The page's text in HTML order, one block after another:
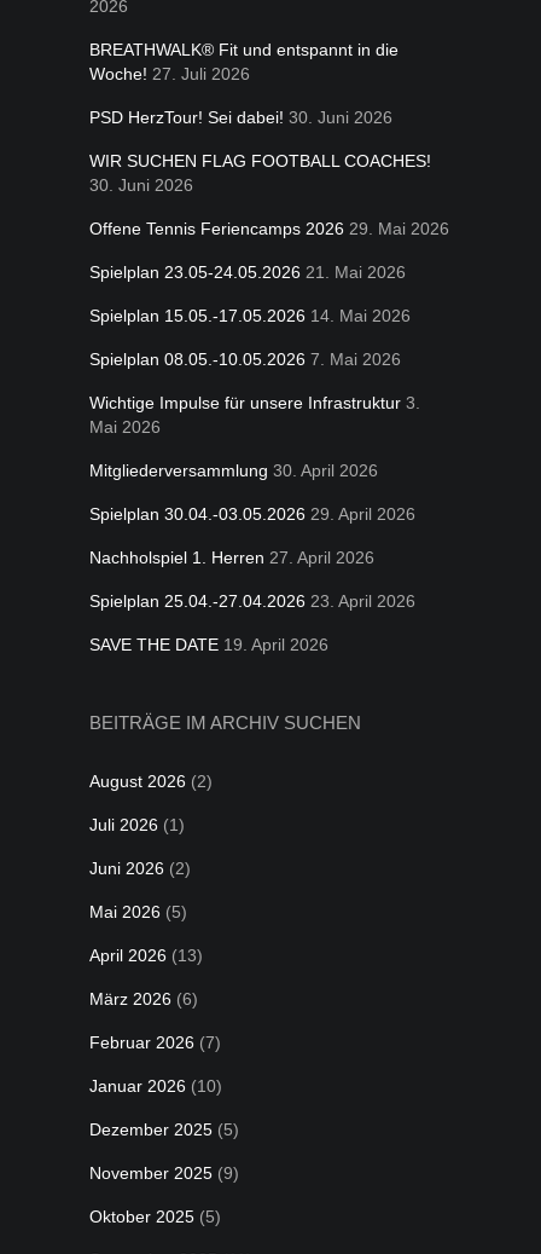
2026
BREATHWALK® Fit und entspannt in die
Woche! 27. Juli 2026
PSD HerzTour! Sei dabei! 30. Juni 2026
WIR SUCHEN FLAG FOOTBALL COACHES!
30. Juni 2026
Offene Tennis Feriencamps 2026 29. Mai 2026
Spielplan 23.05-24.05.2026 21. Mai 2026
Spielplan 15.05.-17.05.2026 14. Mai 2026
Spielplan 08.05.-10.05.2026 7. Mai 2026
Wichtige Impulse für unsere Infrastruktur 3.
Mai 2026
Mitgliederversammlung 30. April 2026
Spielplan 30.04.-03.05.2026 29. April 2026
Nachholspiel 1. Herren 27. April 2026
Spielplan 25.04.-27.04.2026 23. April 2026
SAVE THE DATE 19. April 2026
BEITRÄGE IM ARCHIV SUCHEN
August 2026 (2)
Juli 2026 (1)
Juni 2026 (2)
Mai 2026 (5)
April 2026 (13)
März 2026 (6)
Februar 2026 (7)
Januar 2026 (10)
Dezember 2025 (5)
November 2025 (9)
Oktober 2025 (5)